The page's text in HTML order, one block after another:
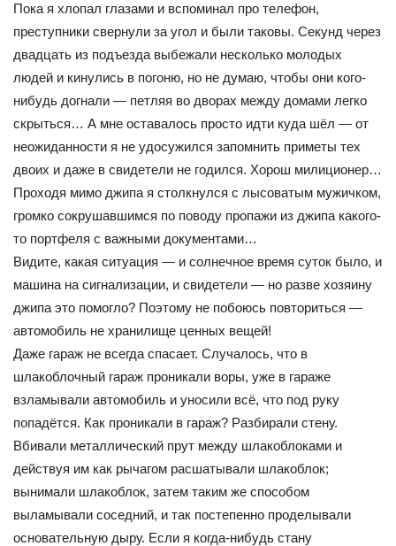
Пока я хлопал глазами и вспоминал про телефон,
преступники свернули за угол и были таковы. Секунд через
двадцать из подъезда выбежали несколько молодых
людей и кинулись в погоню, но не думаю, чтобы они кого-
нибудь догнали — петляя во дворах между домами легко
скрыться… А мне оставалось просто идти куда шёл — от
неожиданности я не удосужился запомнить приметы тех
двоих и даже в свидетели не годился. Хорош милиционер…
Проходя мимо джипа я столкнулся с лысоватым мужичком,
громко сокрушавшимся по поводу пропажи из джипа какого-
то портфеля с важными документами…
Видите, какая ситуация — и солнечное время суток было, и
машина на сигнализации, и свидетели — но разве хозяину
джипа это помогло? Поэтому не побоюсь повториться —
автомобиль не хранилище ценных вещей!
Даже гараж не всегда спасает. Случалось, что в
шлакоблочный гараж проникали воры, уже в гараже
взламывали автомобиль и уносили всё, что под руку
попадётся. Как проникали в гараж? Разбирали стену.
Вбивали металлический прут между шлакоблоками и
действуя им как рычагом расшатывали шлакоблок;
вынимали шлакоблок, затем таким же способом
выламывали соседний, и так постепенно проделывали
основательную дыру. Если я когда-нибудь стану